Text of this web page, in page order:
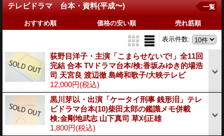
テレビドラマ 台本・資料(平成〜) 一覧
おすすめ順 価格の安い順 売れ筋順
表示件数:
荻野目洋子・主演「こまらせないで!」全11回
完結 合本 TVドラマ台本/検;香坂みゆき的場浩
司 天宮良 渡辺徹 島崎和歌子/大映テレビ
12,000円(税込)
黒川芽以・出演「ケータイ刑事 銭形泪」テレ
ビドラマ台本(10)柴田太郎の鑑識メモ併載
検;金剛地武志 山下真司 草刈正雄
1,800円(税込)